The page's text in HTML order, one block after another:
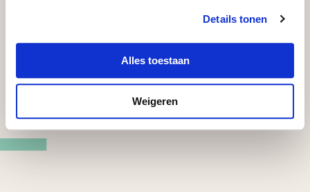
Details tonen
Alles toestaan
Weigeren
Company